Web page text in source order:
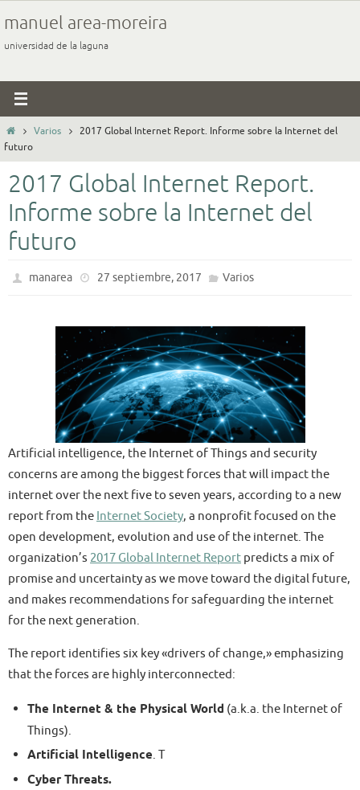
al
contenido
manuel area-moreira
universidad de la laguna
InicioVarios
2017 Global Internet Report. Informe sobre la Internet del
futuro
2017 Global Internet Report.
Informe sobre la Internet del
futuro
manarea 27 septiembre, 2017 Varios
Artificial intelligence, the Internet of Things and security
concerns are among the biggest forces that will impact the
internet over the next five to seven years, according to a new
report from the Internet Society, a nonprofit focused on the
open development, evolution and use of the internet. The
organization’s 2017 Global Internet Report predicts a mix of
promise and uncertainty as we move toward the digital future,
and makes recommendations for safeguarding the internet
for the next generation.
The report identifies six key «drivers of change,» emphasizing
that the forces are highly interconnected:
The Internet & the Physical World (a.k.a. the Internet of
Things).
Artificial Intelligence. T
Cyber Threats.